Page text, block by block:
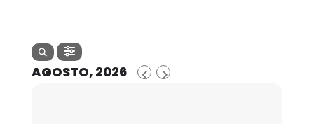
AGOSTO, 2026